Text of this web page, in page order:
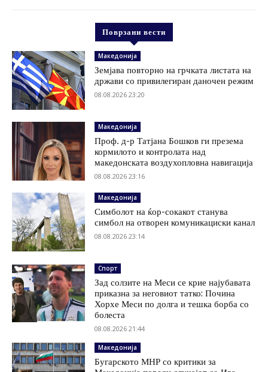
Поврзани вести
Македонија
Земјава повторно на грчката листата на
држави со привилегиран даночен режим
08.08.2026 23:20
Македонија
Проф. д-р Татјана Бошков ги презема
кормилото и контролата над
македонската воздухопловна навигација
08.08.2026 23:16
Македонија
Симболот на ќор-сокакот станува
симбол на отворен комуникациски канал
08.08.2026 23:14
Спорт
Зад солзите на Меси се крие најубавата
приказна за неговиот татко: Почина
Хорхе Меси по долга и тешка борба со
болеста
08.08.2026 21:44
Македонија
Бугарското МНР со критики за